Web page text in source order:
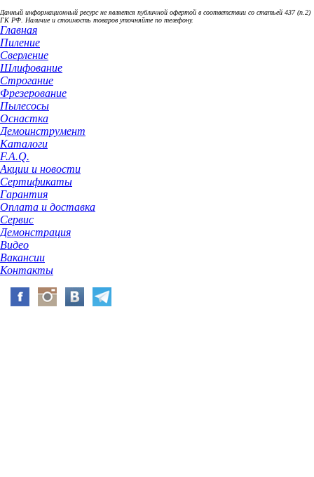
Данный информационный ресурс не является публичной офертой в соответствии со статьей 437 (п.2)
ГК РФ. Наличие и стоимость товаров уточняйте по телефону.
Главная
Пиление
Сверление
Шлифование
Строгание
Фрезерование
Пылесосы
Оснастка
Демоинструмент
Каталоги
F.A.Q.
Акции и новости
Сертификаты
Гарантия
Оплата и доставка
Сервис
Демонстрация
Видео
Вакансии
Контакты